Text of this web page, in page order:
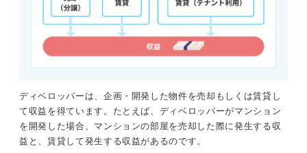
ディベロッパーは、企画・開発した物件を売却もしくは賃貸し
て収益を得ています。たとえば、ディベロッパーがマンション
を開発した場合、マンションの部屋を売却した際に発生する収
益と、賃貸して発生する収益があるのです。